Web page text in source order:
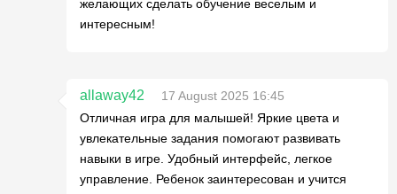
желающих сделать обучение веселым и
интересным!
allaway42
17 August 2025 16:45
Отличная игра для малышей! Яркие цвета и
увлекательные задания помогают развивать
навыки в игре. Удобный интерфейс, легкое
управление. Ребенок заинтересован и учится